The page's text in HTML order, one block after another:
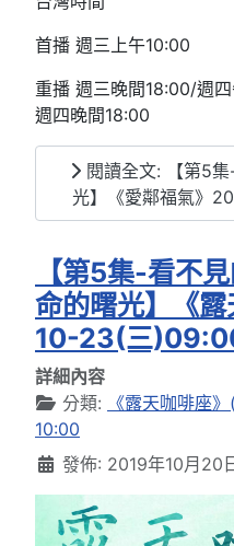
首播 週三上午10:00
重播 週三晚間18:00/週
週四晚間18:00
閱讀全文: 【第5
光】《愛鄰福氣》
【第5集-看不
命的曙光】《
10-23(三
詳細內容
分類:
《露天咖啡座
10:00
發佈: 2019年10月20